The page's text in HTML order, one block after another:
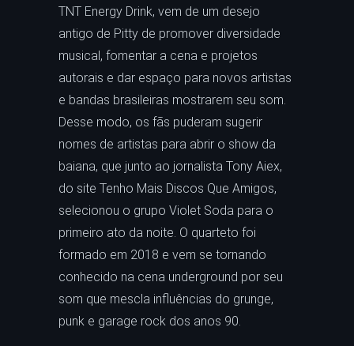
TNT Energy Drink, vem de um desejo
antigo de Pitty de promover diversidade
musical, fomentar a cena e projetos
autorais e dar espaço para novos artistas
e bandas brasileiras mostrarem seu som.
Desse modo, os fãs puderam sugerir
nomes de artistas para abrir o show da
baiana, que junto ao jornalista Tony Aiex,
do site Tenho Mais Discos Que Amigos,
selecionou o grupo Violet Soda para o
primeiro ato da noite. O quarteto foi
formado em 2018 e vem se tornando
conhecido na cena underground por seu
som que mescla influências do grunge,
punk e garage rock dos anos 90.